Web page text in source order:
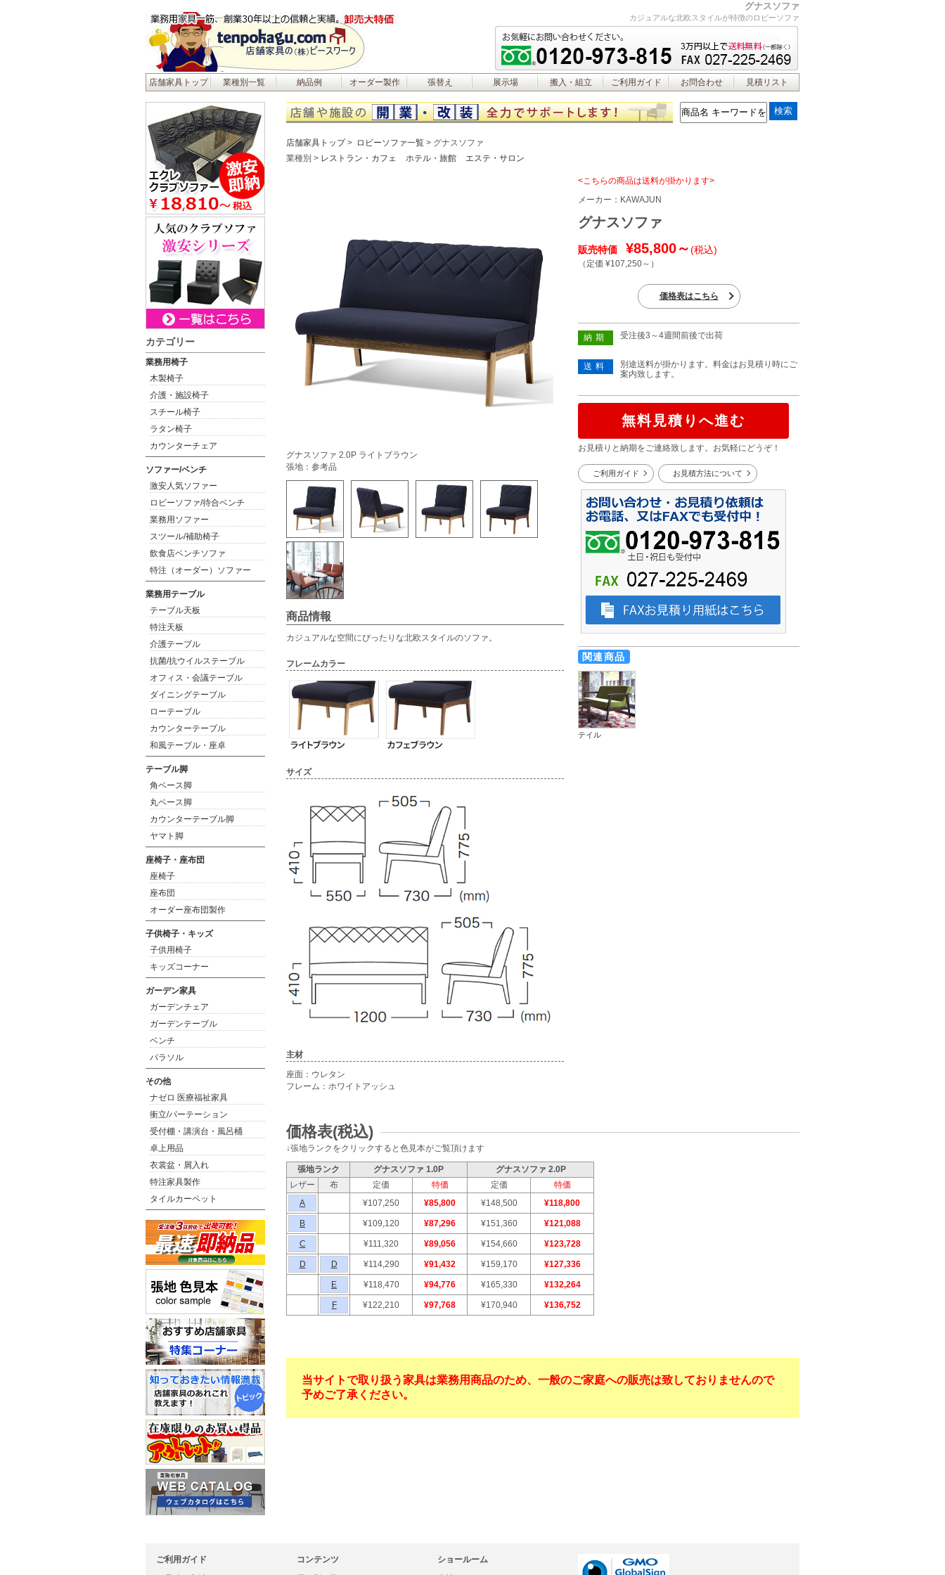
グナスソファ
カジュアルな北欧スタイルが特徴のロビーソファ
店舗家具トップ 業種別一覧 納品例 オーダー製作 張替え 展示場 搬入・組立 ご利用ガイド お問合わせ 見積リスト
店舗家具トップ ロビーソファ一覧
グナスソファ
業種別
レストラン・カフェ ホテル・旅館 エステ・サロン
グナスソファ 2.0P ライトブラウン
張地：参考品
商品情報
カジュアルな空間にぴったりな北欧スタイルのソファ。
フレームカラー
サイズ
主材
座面：ウレタン
フレーム：ホワイトアッシュ
<こちらの商品は送料が掛かります>
メーカー： KAWAJUN
グナスソファ
販売特価 ¥85,800～(税込)
（定価 ¥107,250～ ）
価格表はこちら
納期 受注後3～4週間前後で出荷
送料
別途送料が掛かります。料金はお見積り時にご
案内致します。
無料見積りへ進む
お見積りと納期をご連絡致します。お気軽にどうぞ！
ご利用ガイド お見積方法について
関連商品
テイル
価格表(税込)
↓張地ランクをクリックすると色見本がご覧頂けます
張地ランク グナスソファ 1.0P
グナスソファ 2.0P
レザー
布 定価 特価 定価
特価
A
¥107,250 ¥85,800 ¥148,500 ¥118,800
B ¥109,120 ¥87,296 ¥151,360 ¥121,088
C ¥111,320 ¥89,056 ¥154,660 ¥123,728
D D ¥114,290 ¥91,432 ¥159,170 ¥127,336
E ¥118,470 ¥94,776 ¥165,330 ¥132,264
F ¥122,210 ¥97,768 ¥170,940 ¥136,752
当サイトで取り扱う家具は業務用商品のため、一般のご家庭への販売は致しておりませんので
予めご了承ください。
カテゴリー
業務用椅子
木製椅子
介護・施設椅子
スチール椅子
ラタン椅子
カウンターチェア
ソファー/ベンチ
激安人気ソファー
ロビーソファ/待合ベンチ
業務用ソファー
スツール/補助椅子
飲食店ベンチソファ
特注（オーダー）ソファー
業務用テーブル
テーブル天板
特注天板
介護テーブル
抗菌/抗ウイルステーブル
オフィス・会議テーブル
ダイニングテーブル
ローテーブル
カウンターテーブル
和風テーブル・座卓
テーブル脚
角ベース脚
丸ベース脚
カウンターテーブル脚
ヤマト脚
座椅子・座布団
座椅子
座布団
オーダー座布団製作
子供椅子・キッズ
子供用椅子
キッズコーナー
ガーデン家具
ガーデンチェア
ガーデンテーブル
ベンチ
パラソル
その他
ナゼロ 医療福祉家具
衝立/パーテーション
受付棚・講演台・風呂桶
卓上用品
衣裳盆・屑入れ
特注家具製作
タイルカーペット
ご利用ガイド
コンテンツ
ショールーム